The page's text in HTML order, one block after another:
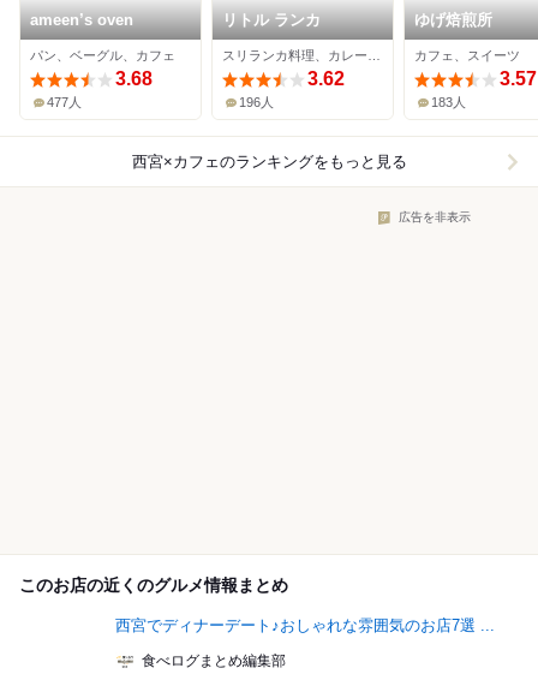
ameen’s oven
パン、ベーグル、カフェ
3.68
477人
リトル ランカ
3.62
196人
ゆげ焙煎所
カフェ、スイーツ
3.57
183人
西宮×カフェのランキングをもっと見る
広告を非表示
このお店の近くのグルメ情報まとめ
西宮でディナーデート♪おしゃれな雰囲気のお店7選 ...
食べログまとめ編集部